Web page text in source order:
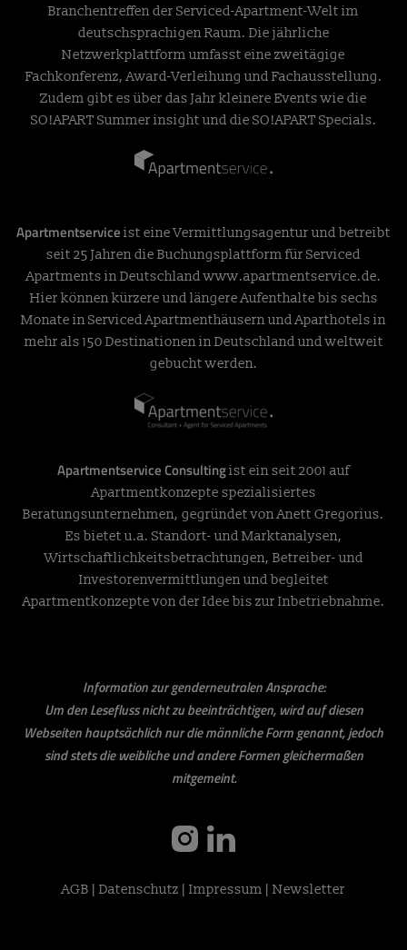
Branchentreffen der Serviced-Apartment-Welt im
deutschsprachigen Raum. Die jährliche
Netzwerkplattform umfasst eine zweitägige
Fachkonferenz, Award-Verleihung und Fachausstellung.
Zudem gibt es über das Jahr kleinere Events wie die
SO!APART Summer insight und die SO!APART Specials.
Apartmentservice ist eine Vermittlungsagentur und betreibt
seit 25 Jahren die Buchungsplattform für Serviced
Apartments in Deutschlandwww.apartmentservice.de.
Hier können kürzere und längere Aufenthalte bis sechs
Monate in Serviced Apartmenthäusern und Aparthotels in
mehr als 150 Destinationen in Deutschland und weltweit
gebucht werden.
Apartmentservice Consultingist ein seit 2001 auf
Apartmentkonzepte spezialisiertes
Beratungsunternehmen, gegründet von Anett Gregorius.
Es bietet u.a. Standort- und Marktanalysen,
Wirtschaftlichkeitsbetrachtungen, Betreiber- und
Investorenvermittlungen und begleitet
Apartmentkonzepte von der Idee bis zur Inbetriebnahme.
Information zur genderneutralen Ansprache:
Um den Lesefluss nicht zu beeinträchtigen, wird auf diesen
Webseiten hauptsächlich nur die männliche Form genannt, jedoch
sind stets die weibliche und andere Formen gleichermaßen
mitgemeint.
instagram
AGB | Datenschutz | Impressum | Newsletter